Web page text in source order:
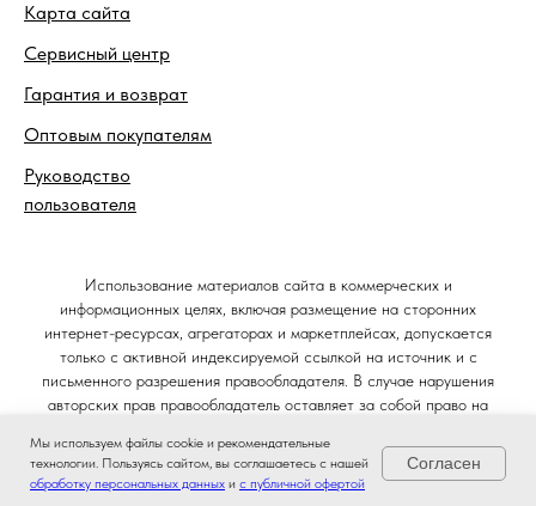
Главная Ноутбуки Позвонить Магазин
Карта сайта
Сервисный центр
Гарантия и возврат
Оптовым покупателям
Руководство
пользователя
Использование материалов сайта в коммерческих и
информационных целях, включая размещение на сторонних
интернет-ресурсах, агрегаторах и маркетплейсах, допускается
только с активной индексируемой ссылкой на источник и с
письменного разрешения правообладателя. В случае нарушения
авторских прав правообладатель оставляет за собой право на
компенсации в соответствии со статьёй 1301 Гражданского кодекса
Российской Федерации.
Мы используем файлы cookie и рекомендательные
технологии. Пользуясь сайтом, вы соглашаетесь с нашей
обработку персональных данных и с публичной офертой
Согласен